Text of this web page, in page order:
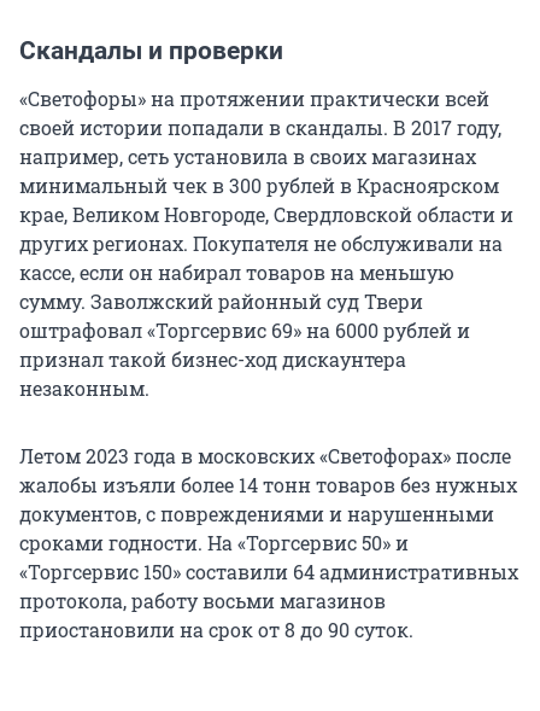
Скандалы и проверки
«Светофоры» на протяжении практически всей
своей истории попадали в скандалы. В 2017 году,
например, сеть установила в своих магазинах
минимальный чек в 300 рублей в Красноярском
крае, Великом Новгороде, Свердловской области и
других регионах. Покупателя не обслуживали на
кассе, если он набирал товаров на меньшую
сумму. Заволжский районный суд Твери
оштрафовал «Торгсервис 69» на 6000 рублей и
признал такой бизнес-ход дискаунтера
незаконным.
Летом 2023 года в московских «Светофорах» после
жалобы изъяли более 14 тонн товаров без нужных
документов, с повреждениями и нарушенными
сроками годности. На «Торгсервис 50» и
«Торгсервис 150» составили 64 административных
протокола, работу восьми магазинов
приостановили на срок от 8 до 90 суток.